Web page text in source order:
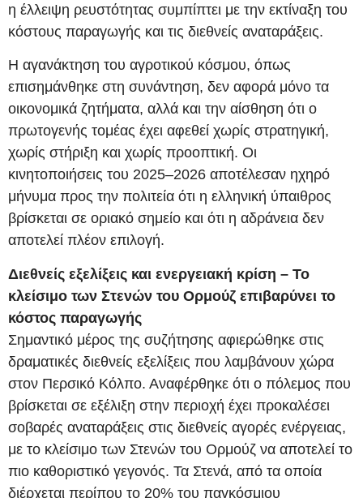
η έλλειψη ρευστότητας συμπίπτει με την εκτίναξη του
κόστους παραγωγής και τις διεθνείς αναταράξεις.
Η αγανάκτηση του αγροτικού κόσμου, όπως
επισημάνθηκε στη συνάντηση, δεν αφορά μόνο τα
οικονομικά ζητήματα, αλλά και την αίσθηση ότι ο
πρωτογενής τομέας έχει αφεθεί χωρίς στρατηγική,
χωρίς στήριξη και χωρίς προοπτική. Οι
κινητοποιήσεις του 2025–2026 αποτέλεσαν ηχηρό
μήνυμα προς την πολιτεία ότι η ελληνική ύπαιθρος
βρίσκεται σε οριακό σημείο και ότι η αδράνεια δεν
αποτελεί πλέον επιλογή.
Διεθνείς εξελίξεις και ενεργειακή κρίση – Το
κλείσιμο των Στενών του Ορμούζ επιβαρύνει το
κόστος παραγωγής
Σημαντικό μέρος της συζήτησης αφιερώθηκε στις
δραματικές διεθνείς εξελίξεις που λαμβάνουν χώρα
στον Περσικό Κόλπο. Αναφέρθηκε ότι ο πόλεμος που
βρίσκεται σε εξέλιξη στην περιοχή έχει προκαλέσει
σοβαρές αναταράξεις στις διεθνείς αγορές ενέργειας,
με το κλείσιμο των Στενών του Ορμούζ να αποτελεί το
πιο καθοριστικό γεγονός. Τα Στενά, από τα οποία
διέρχεται περίπου το 20% του παγκόσμιου